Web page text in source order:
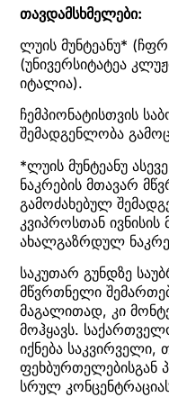
თავდამსხმელები:
ლუის მუნტეანუ*
(უნივერსიტატეა
იტალია).
ჩემპიონატისთვის
შემადგენლობა
*ლუის მუნტეანუ
ნაკრების მთავარ
გამოძახებულ
კვიპროსთან ივნისის
ახალგაზრდულ
საკუთარ გუნდზე
მწვრთნელი
მაგალითად, კი
მოჰყავს.
იქნება საკვირველი,
სრულ